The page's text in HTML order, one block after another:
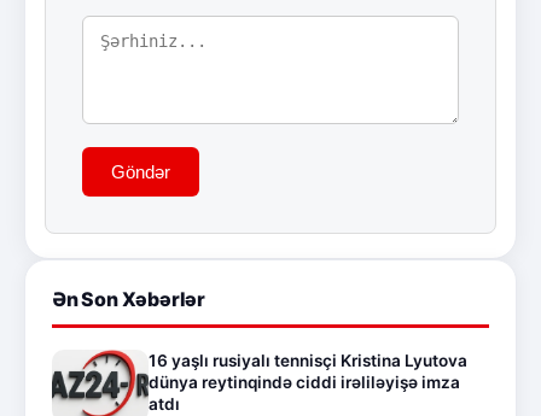
Göndər
Ən Son Xəbərlər
16 yaşlı rusiyalı tennisçi Kristina Lyutova
dünya reytinqində ciddi irəliləyişə imza
atdı